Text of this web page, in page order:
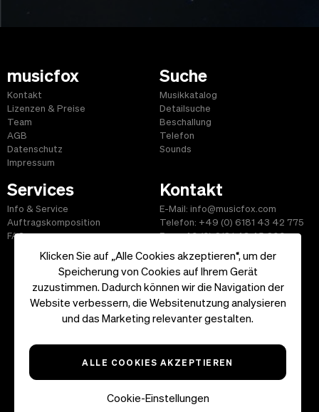
Klicken Sie auf „Alle Cookies akzeptieren“, um der
Speicherung von Cookies auf Ihrem Gerät
zuzustimmen. Dadurch können wir die Navigation der
Website verbessern, die Websitenutzung analysieren
und das Marketing relevanter gestalten.
ALLE COOKIES AKZEPTIEREN
Cookie-Einstellungen
musicfox
Kontakt
Lizenzen & Preise
Team
AGB
Datenschutz
Impressum
Suche
Musikkatalog
Detailsuche
Beschallung
Telefon
Sounds
Services
Info & Service
Auftragskomposition
FAQ
Kontakt
E-Mail: info@musicfox.com
Telefon: +49 (0) 6181 43 42 775
Fax: +49 (0) 6181 43 45 609
Start|Informationen|AGB|Kontakt
Copyright ©2026 musicfox.com - Gemafreie Musik. All Rights